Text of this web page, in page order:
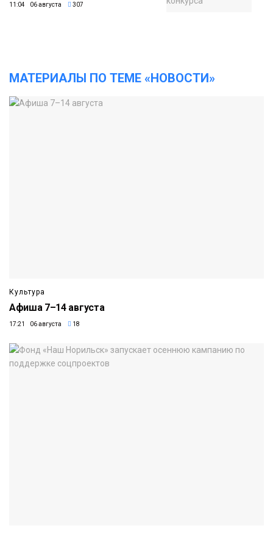
11:04 06 августа 307
МАТЕРИАЛЫ ПО ТЕМЕ «НОВОСТИ»
Культура
Афиша 7–14 августа
17:21 06 августа 18